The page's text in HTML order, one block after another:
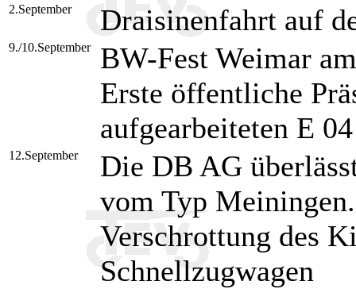
2.September Draisinenfahrt auf
9./10.September
BW-Fest Weimar
Erste öffentliche
aufgearbeiteten E
12.September
Die DB AG
vom Typ Meiningen.
Verschrottung des
Schnellzugwagen